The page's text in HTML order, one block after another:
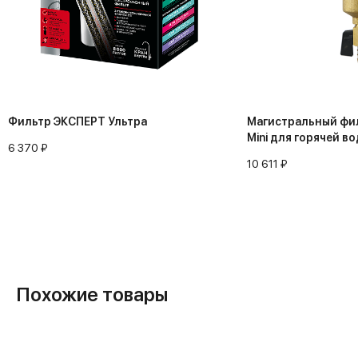
Фильтр ЭКСПЕРТ Ультра
6 370 ₽
Магистральный
Mini для горячей
10 611 ₽
Похожие товары